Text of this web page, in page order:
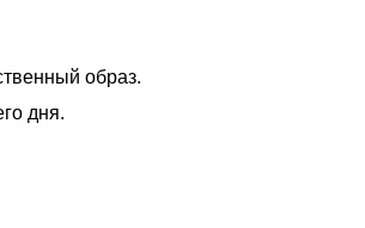
образ.
дня.